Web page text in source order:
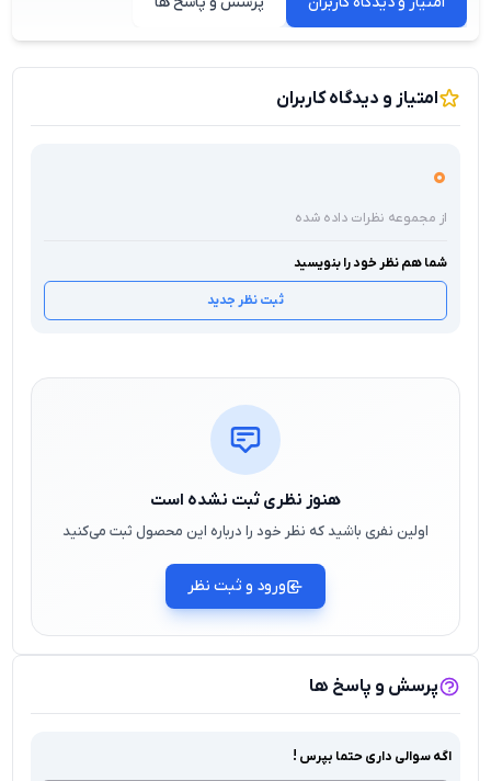
امتیاز و دیدگاه کاربران
0
از مجموعه نظرات داده شده
شما هم نظر خود را بنویسید
ثبت نظر جدید
هنوز نظری ثبت نشده است
اولین نفری باشید که نظر خود را درباره این محصول ثبت می‌کنید
ورود و ثبت نظر
پرسش و پاسخ ها
اگه سوالی داری حتما بپرس !